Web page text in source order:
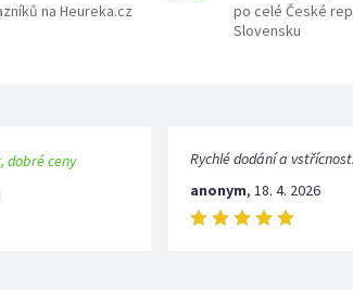
na Heureka.cz
po celé České
Slovensku
dobré ceny
Rychlé dodání a vstřícnost.
anonym, 18. 4. 2026